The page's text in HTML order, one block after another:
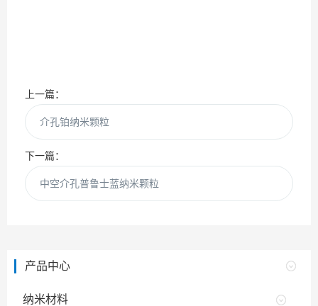
上一篇：
介孔铂纳米颗粒
下一篇：
中空介孔普鲁士蓝纳米颗粒
产品中心
纳米材料